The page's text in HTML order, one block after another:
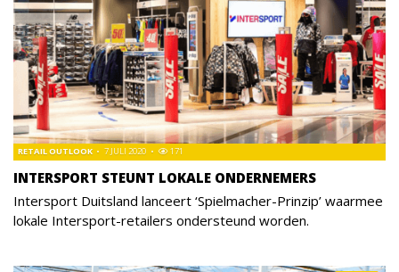
INTERSPORT STEUNT LOKALE ONDERNEMERS
RETAIL OUTLOOK 7 JULI 2020 171
Intersport Duitsland lanceert ‘Spielmacher-Prinzip’ waarmee
lokale Intersport-retailers ondersteund worden.